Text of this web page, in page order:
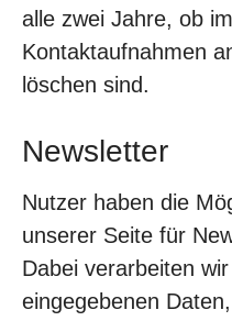
alle zwei Jahre, ob
Kontaktaufnahmen
löschen sind.
Newsletter
Nutzer haben die
unserer Seite für
Dabei verarbeiten
eingegebenen